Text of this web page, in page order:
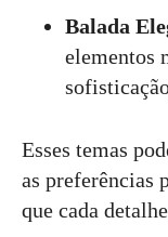
Balada
elementos
Esses temas
as preferências
que cada